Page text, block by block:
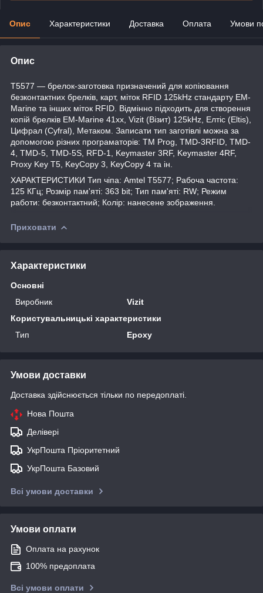
Опис Характеристики Доставка Оплата Умови
Опис
T5577 ― брелок-заготовка призначений для копіювання
безконтактних брелків, карт, міток RFID 125kHz стандарту EM-
Marine та інших міток RFID. Відмінно підходить для створення
копій брелків EM-Marine 41xx, Vizit (Візит) 125kHz, Елтіс (Eltis),
Цифрал (Cyfral), Метаком. Записати тип заготівлі можна за
допомогою різних програматорів: TM Prog, TMD-3RFID, TMD-
4, TMD-5, TMD-5S, RFD-1, Keymaster 3RF, Keymaster 4RF,
Proxy Key T5, KeyCopy 3, KeyCopy 4 та ін.
ХАРАКТЕРИСТИКИ Тип чіпа: Amtel T5577; Рабоча частота:
125 КГц; Розмір пам'яті: 363 bit; Тип пам'яті: RW; Режим
работи: безконтактний; Колір: нанесене зображення.
Приховати
Характеристики
Основні
Виробник
Vizit
Користувальницькі характеристики
Тип
Epoxy
Умови доставки
Доставка здійснюється тільки по передоплаті.
Нова Пошта
Делівері
УкрПошта Пріоритетний
УкрПошта Базовий
Всі умови доставки
Умови оплати
Оплата на рахунок
100% предоплата
Всі умови оплати